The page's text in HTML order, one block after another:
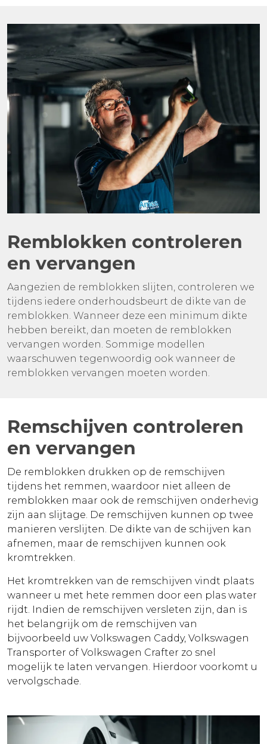
Remblokken controleren
en vervangen
Aangezien de remblokken slijten, controleren we
tijdens iedere onderhoudsbeurt de dikte van de
remblokken. Wanneer deze een minimum dikte
hebben bereikt, dan moeten de remblokken
vervangen worden. Sommige modellen
waarschuwen tegenwoordig ook wanneer de
remblokken vervangen moeten worden.
Remschijven controleren
en vervangen
De remblokken drukken op de remschijven
tijdens het remmen, waardoor niet alleen de
remblokken maar ook de remschijven onderhevig
zijn aan slijtage. De remschijven kunnen op twee
manieren verslijten. De dikte van de schijven kan
afnemen, maar de remschijven kunnen ook
kromtrekken.
Het kromtrekken van de remschijven vindt plaats
wanneer u met hete remmen door een plas water
rijdt. Indien de remschijven versleten zijn, dan is
het belangrijk om de remschijven van
bijvoorbeeld uw Volkswagen Caddy, Volkswagen
Transporter of Volkswagen Crafter zo snel
mogelijk te laten vervangen. Hierdoor voorkomt u
vervolgschade.